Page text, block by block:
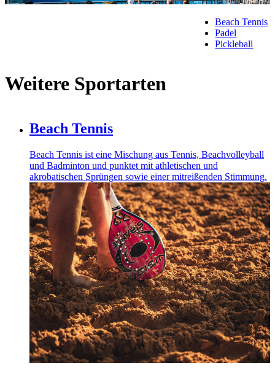
Beach Tennis
Padel
Pickleball
Weitere Sportarten
Beach Tennis
Beach Tennis ist eine Mischung aus Tennis, Beachvolleyball
und Badminton und punktet mit athletischen und
akrobatischen Sprüngen sowie einer mitreißenden Stimmung.